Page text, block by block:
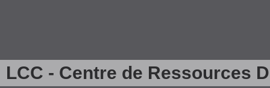
LCC - Centre de Ressources